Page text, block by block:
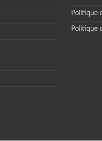
Politique
Politique